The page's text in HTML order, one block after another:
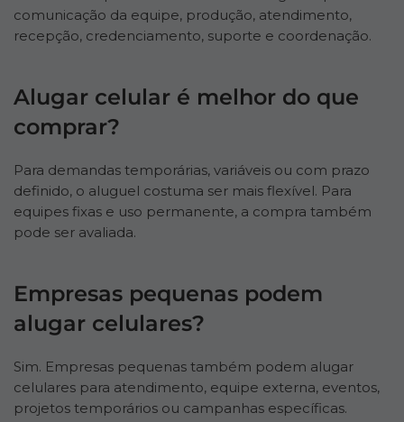
comunicação da equipe, produção, atendimento,
recepção, credenciamento, suporte e coordenação.
Alugar celular é melhor do que
comprar?
Para demandas temporárias, variáveis ou com prazo
definido, o aluguel costuma ser mais flexível. Para
equipes fixas e uso permanente, a compra também
pode ser avaliada.
Empresas pequenas podem
alugar celulares?
Sim. Empresas pequenas também podem alugar
celulares para atendimento, equipe externa, eventos,
projetos temporários ou campanhas específicas.